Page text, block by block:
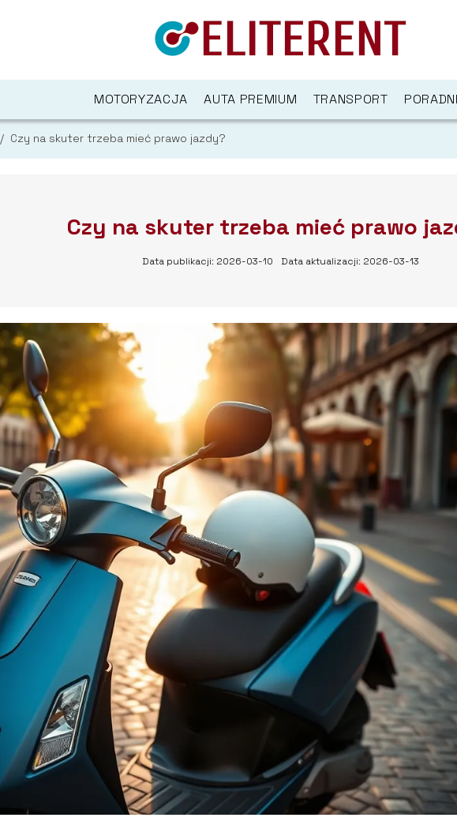
MOTORYZACJA AUTA PREMIUM TRANSPORT
/ Czy na skuter trzeba mieć prawo jazdy?
Czy na skuter trzeba mieć prawo
Data publikacji: 2026-03-10 Data aktualizacji: 2026-03-13